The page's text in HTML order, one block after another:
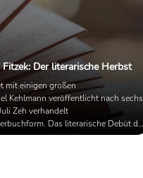
Der literarische Herbst
mit einigen großen
Kehlmann veröffentlicht nach sechs
Zeh verhandelt
Das literarische Debüt
Ernaux erscheint endlich auf